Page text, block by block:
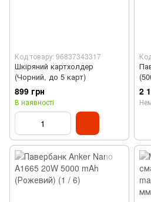
Код товару: 96837343317
Шкіряний картхолдер
(Чорний, до 5 карт)
899 грн
В наявності
2